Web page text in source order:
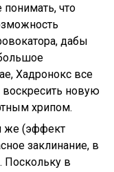
что
дабы
Хадронокс все
новую
хрипом.
же (эффект
заклинание, в
Поскольку в